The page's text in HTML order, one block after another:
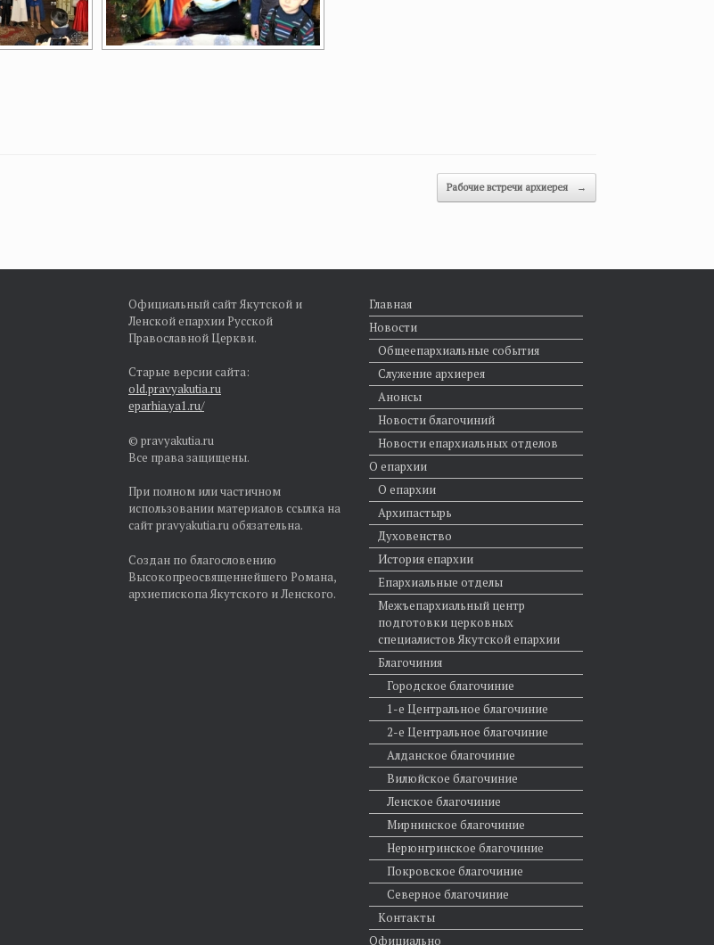
Рабочие встречи архиерея →
Официальный сайт Якутской и
Ленской епархии Русской
Православной Церкви.
Старые версии сайта:
old.pravyakutia.ru
eparhia.ya1.ru/
© pravyakutia.ru
Все права защищены.
При полном или частичном
использовании материалов ссылка на
сайт pravyakutia.ru обязательна.
Создан по благословению
Высокопреосвященнейшего Романа,
архиепископа Якутского и Ленского.
Главная
Новости
Общеепархиальные события
Служение архиерея
Анонсы
Новости благочиний
Новости епархиальных отделов
О епархии
О епархии
Архипастырь
Духовенство
История епархии
Епархиальные отделы
Межъепархиальный центр
подготовки церковных
специалистов Якутской епархии
Благочиния
Городское благочиние
1-е Центральное благочиние
2-е Центральное благочиние
Алданское благочиние
Вилюйское благочиние
Ленское благочиние
Мирнинское благочиние
Нерюнгринское благочиние
Покровское благочиние
Северное благочиние
Контакты
Официально